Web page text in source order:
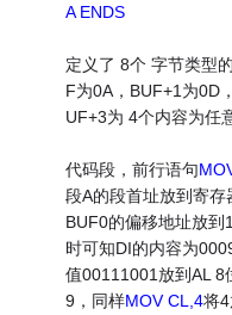
A ENDS
定义了 8个 字节类型
F为0A，BUF+1为0D
UF+3为 4个内容为任
代码段，前行语句
段A的段首址放到寄存
BUF0的偏移地址放
时可知DI的内容为
值00111001放到AL 8
9，同样MOV CL,4将